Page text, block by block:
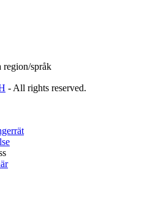
region/språk
- All rights reserved.